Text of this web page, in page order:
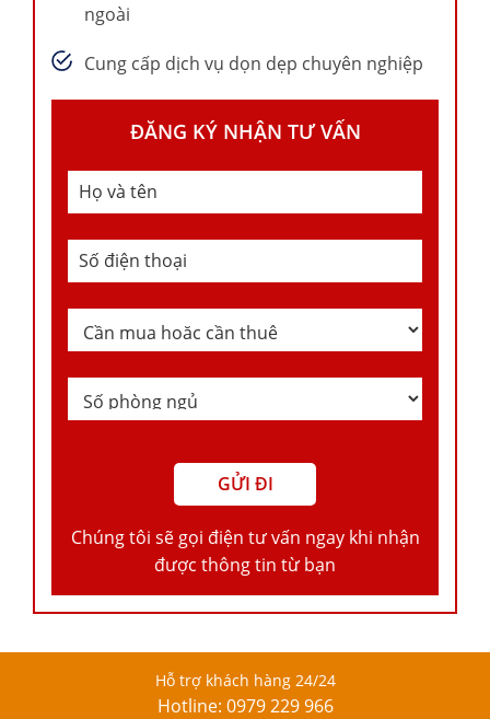
ngoài
Cung cấp dịch vụ dọn dẹp chuyên nghiệp
ĐĂNG KÝ NHẬN TƯ VẤN
Chúng tôi sẽ gọi điện tư vấn ngay khi nhận
được thông tin từ bạn
Hỗ trợ khách hàng 24/24
Hotline: 0979 229 966